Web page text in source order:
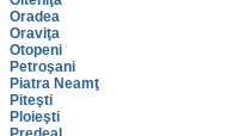
Oradea
Oraviţa
Otopeni
Petroşani
Piatra Neamţ
Piteşti
Ploieşti